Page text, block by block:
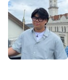
K